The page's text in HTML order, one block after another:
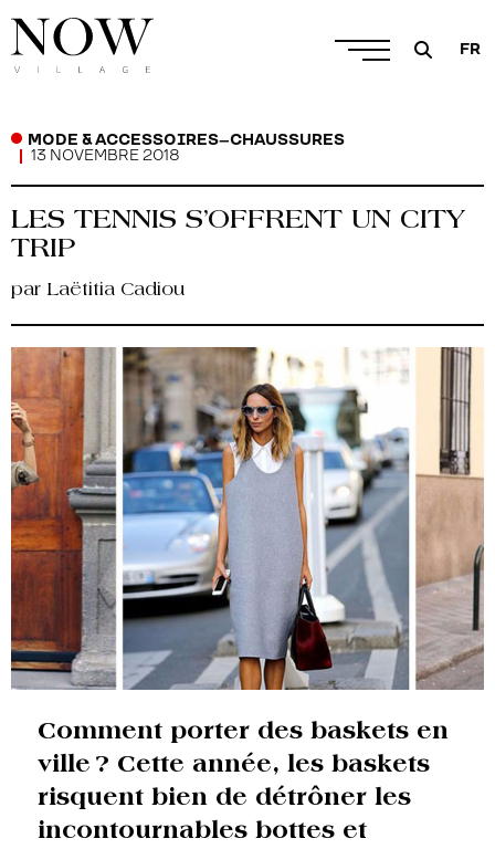
FR
MODE & ACCESSOIRES–CHAUSSURES
13 NOVEMBRE 2018
LES TENNIS S’OFFRENT UN CITY
TRIP
par Laëtitia Cadiou
Comment porter des baskets en
ville ? Cette année, les baskets
risquent bien de détrôner les
incontournables bottes et